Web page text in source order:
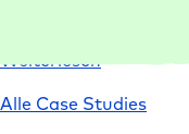
Weiterlesen:
Study
Alle Case Studies